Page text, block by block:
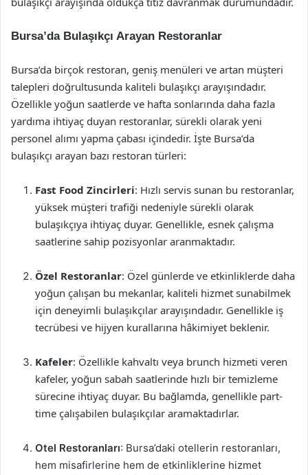
Bursa’da Bulaşıkçı Arayan Restoranlar
Bursa’da birçok restoran, geniş menüleri ve artan müşteri
talepleri doğrultusunda kaliteli bulaşıkçı arayışındadır.
Özellikle yoğun saatlerde ve hafta sonlarında daha fazla
yardıma ihtiyaç duyan restoranlar, sürekli olarak yeni
personel alımı yapma çabası içindedir. İşte Bursa’da
bulaşıkçı arayan bazı restoran türleri:
Fast Food Zincirleri: Hızlı servis sunan bu restoranlar,
yüksek müşteri trafiği nedeniyle sürekli olarak
bulaşıkçıya ihtiyaç duyar. Genellikle, esnek çalışma
saatlerine sahip pozisyonlar aranmaktadır.
Özel Restoranlar: Özel günlerde ve etkinliklerde daha
yoğun çalışan bu mekanlar, kaliteli hizmet sunabilmek
için deneyimli bulaşıkçılar arayışındadır. Genellikle iş
tecrübesi ve hijyen kurallarına hâkimiyet beklenir.
Kafeler: Özellikle kahvaltı veya brunch hizmeti veren
kafeler, yoğun sabah saatlerinde hızlı bir temizleme
sürecine ihtiyaç duyar. Bu bağlamda, genellikle part-
time çalışabilen bulaşıkçılar aramaktadırlar.
Otel Restoranları: Bursa’daki otellerin restoranları,
hem misafirlerine hem de etkinliklerine hizmet